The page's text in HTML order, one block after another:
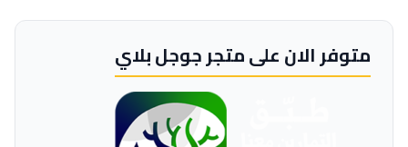
متوفر الان على متجر جوجل بلاي